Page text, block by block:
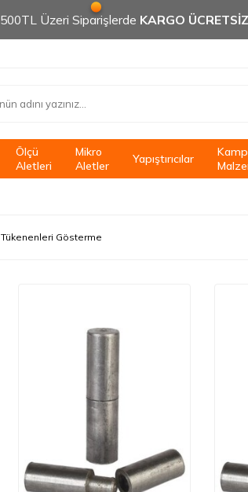
500TL Üzeri Siparişlerde KARGO ÜCRETSİZ
Ölçü
Aletleri
Mikro
Aletler
Yapıştırıcılar
Kamp
Tükenenleri Gösterme